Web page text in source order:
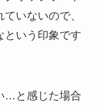
いないので、
という印象です
…と感じた場合